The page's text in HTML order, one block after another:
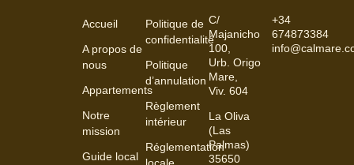
Accueil
A propos de
nous
Appartements
Notre
mission
Guide local
Politique de
confidentialité
Politique
d’annulation
Règlement
intérieur
Réglementation
C/
Majanicho
100,
Urb. Origo
Mare,
Viv. 604
La Oliva
(Las
Palmas)
35650
+34
674873384